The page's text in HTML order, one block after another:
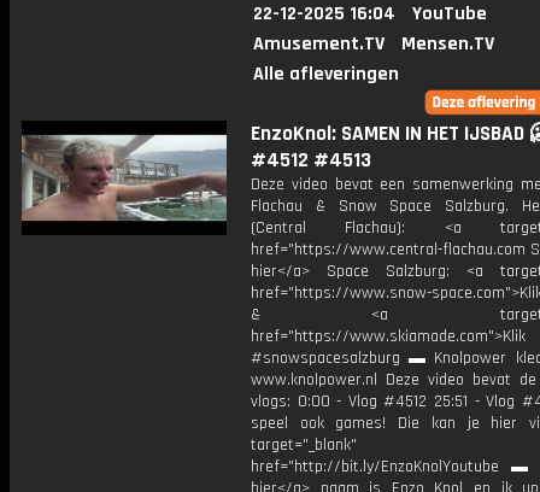
22-12-2025 16:04
YouTube
Amusement.TV
Mensen.TV
Alle afleveringen
EnzoKnol: SAMEN IN HET IJSBAD
#4512 #4513
Deze video bevat een samenwerking
Flachau & Snow Space Salzburg.
(Central Flachau): <a
href="https://www.central-flachau.com
hier</a> Space Salzburg: <a
href="https://www.snow-
& <a
href="https://
#snowspacesalzburg ▬ Knolpower
www.knolpower.nl Deze video bevat
vlogs: 0:00 - Vlog #4512 25:51 - Vlog
speel ook games! Die kan je hier
target="_blank"
href="http://bit.ly/EnzoKnolYoutube ▬